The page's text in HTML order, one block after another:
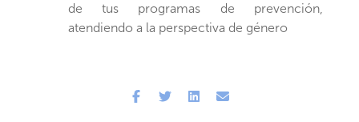
de tus programas de prevención,
atendiendo a la perspectiva de género